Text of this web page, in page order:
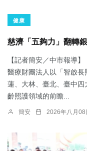
健康
慈濟「五夠力」翻轉
【記者簡安／中市報導
醫療財團法人以「智啟
蓮、大林、臺北、臺中
齡照護領域的前瞻...
簡安 2026年八月08